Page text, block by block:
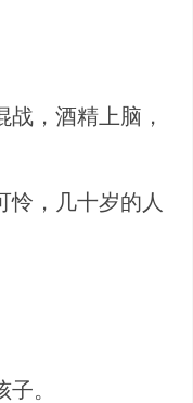
，酒精上脑，
怜，几十岁的人
。